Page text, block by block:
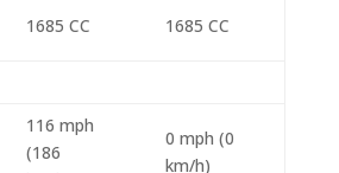
1685 CC 1685 CC
116 mph
(186
0 mph (0
km/h)